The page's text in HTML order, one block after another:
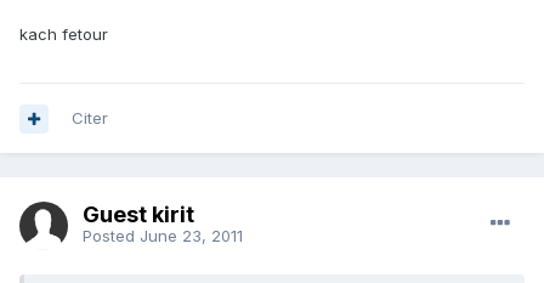
kach fetour
Citer
Guest kirit
Posted June 23, 2011